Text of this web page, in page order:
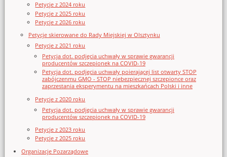
Petycje z 2024 roku
Petycje z 2025 roku
Petycje z 2026 roku
Petycje skierowane do Rady Miejskiej w Olsztynku
Petycje z 2021 roku
Petycja dot. podjęcia uchwały w sprawie gwarancji
producentów szczepionek na COVID-19
Petycja dot. podjęcia uchwały poierającej list otwarty STOP
zabójczenmu GMO - STOP niebezpiecznej szczepionce oraz
zaprzestania eksperymentu na mieszkańcach Polski i inne
Petycje z 2020 roku
Petycja dot. podjęcia uchwały w sprawie gwarancji
producentów szczepionek na COVID-19
Petycje z 2023 roku
Petycje z 2025 roku
Organizacje Pozarządowe